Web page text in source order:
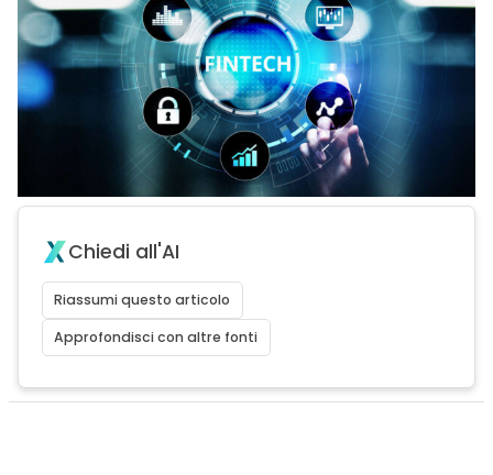
Chiedi all'AI
Riassumi questo articolo
Approfondisci con altre fonti